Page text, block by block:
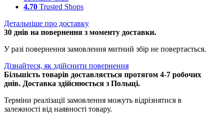
4.70 Trusted Shops
Детальніше про доставку
30 днів на повернення з моменту доставки.
У разі повернення замовлення митний збір не повертається.
Дізнайтеся, як здійснити повернення
Більшість товарів доставляється протягом 4-7 робочих
днів. Доставка здійснюється з Польщі.
Терміни реалізації замовлення можуть відрізнятися в
залежності від наявності товару.